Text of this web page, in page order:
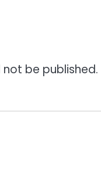
be published.